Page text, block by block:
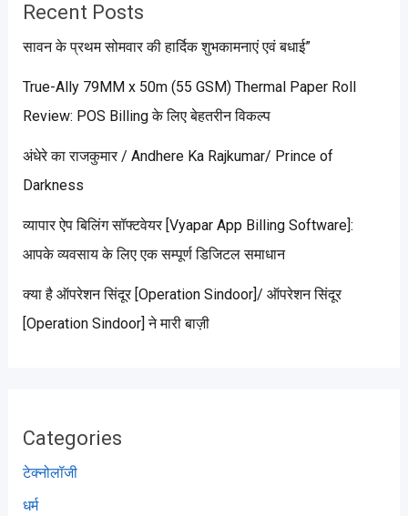
Recent Posts
सावन के प्रथम सोमवार की हार्दिक शुभकामनाएं एवं बधाई”
True-Ally 79MM x 50m (55 GSM) Thermal Paper Roll
Review: POS Billing के लिए बेहतरीन विकल्प
अंधेरे का राजकुमार / Andhere Ka Rajkumar/ Prince of
Darkness
व्यापार ऐप बिलिंग सॉफ्टवेयर [Vyapar App Billing Software]:
आपके व्यवसाय के लिए एक सम्पूर्ण डिजिटल समाधान
क्या है ऑपरेशन सिंदूर [Operation Sindoor]/ ऑपरेशन सिंदूर
[Operation Sindoor] ने मारी बाज़ी
Categories
टेक्नोलॉजी
धर्म